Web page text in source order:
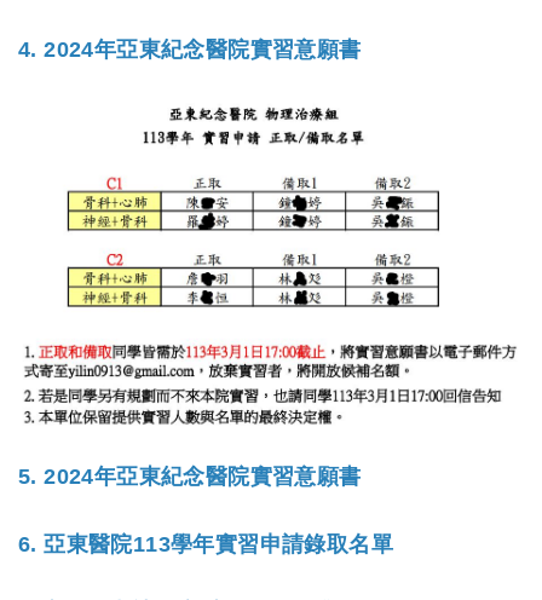
招生訊息(link is external)
高中生專區
Open
系友回娘家
檔案下載
English
4. 2024年亞東紀念醫院實習意願書
5. 2024年亞東紀念醫院實習意願書
6.亞東醫院113學年實習申請錄取名單